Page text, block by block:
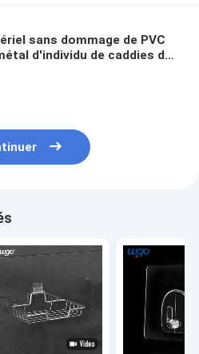
sans dommage de PVC
d'individu de caddies de